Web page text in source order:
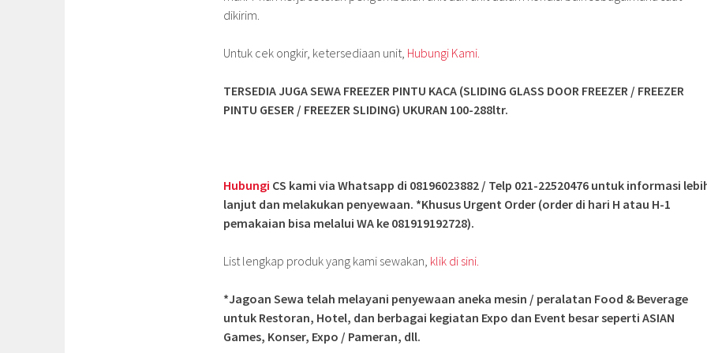
dikirim.
Untuk cek ongkir, ketersediaan unit, Hubungi Kami.
TERSEDIA JUGA SEWA FREEZER PINTU KACA (SLIDING GLASS DOOR FREEZER / FREEZER
PINTU GESER / FREEZER SLIDING) UKURAN 100-288ltr.
Hubungi CS kami via Whatsapp di 08196023882 / Telp 021-22520476 untuk informasi
lanjut dan melakukan penyewaan. *Khusus Urgent Order (order di hari H atau H-1
pemakaian bisa melalui WA ke 081919192728).
List lengkap produk yang kami sewakan, klik di sini.
*Jagoan Sewa telah melayani penyewaan aneka mesin / peralatan Food & Beverage
untuk Restoran, Hotel, dan berbagai kegiatan Expo dan Event besar seperti ASIAN
Games, Konser, Expo / Pameran, dll.